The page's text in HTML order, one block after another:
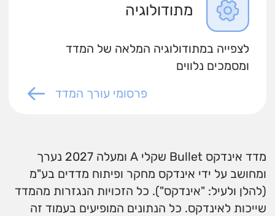
מתודולוגיה
לצפייה במתודולוגיה המלאה של המדד
ומסמכים נלווים
פרסומי עורך המדד
מדד אינדקס Bullet שקלי A ומעלה 2027 נערך
ומחושב על ידי אינדקס מחקר ופיתוח מדדים בע"מ
(להלן ולעיל: "אינדקס"). כל הזכויות הנגזרות מהמדד
שייכות לאינדקס. כל הנתונים המופיעים בעמוד זה